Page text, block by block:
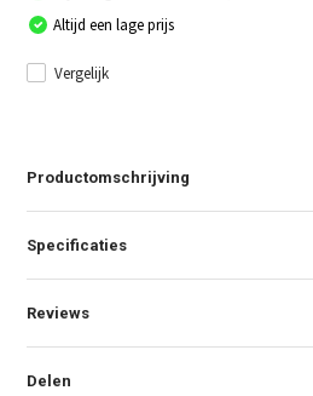
Altijd een lage prijs
Vergelijk
Productomschrijving
Specificaties
Reviews
Delen